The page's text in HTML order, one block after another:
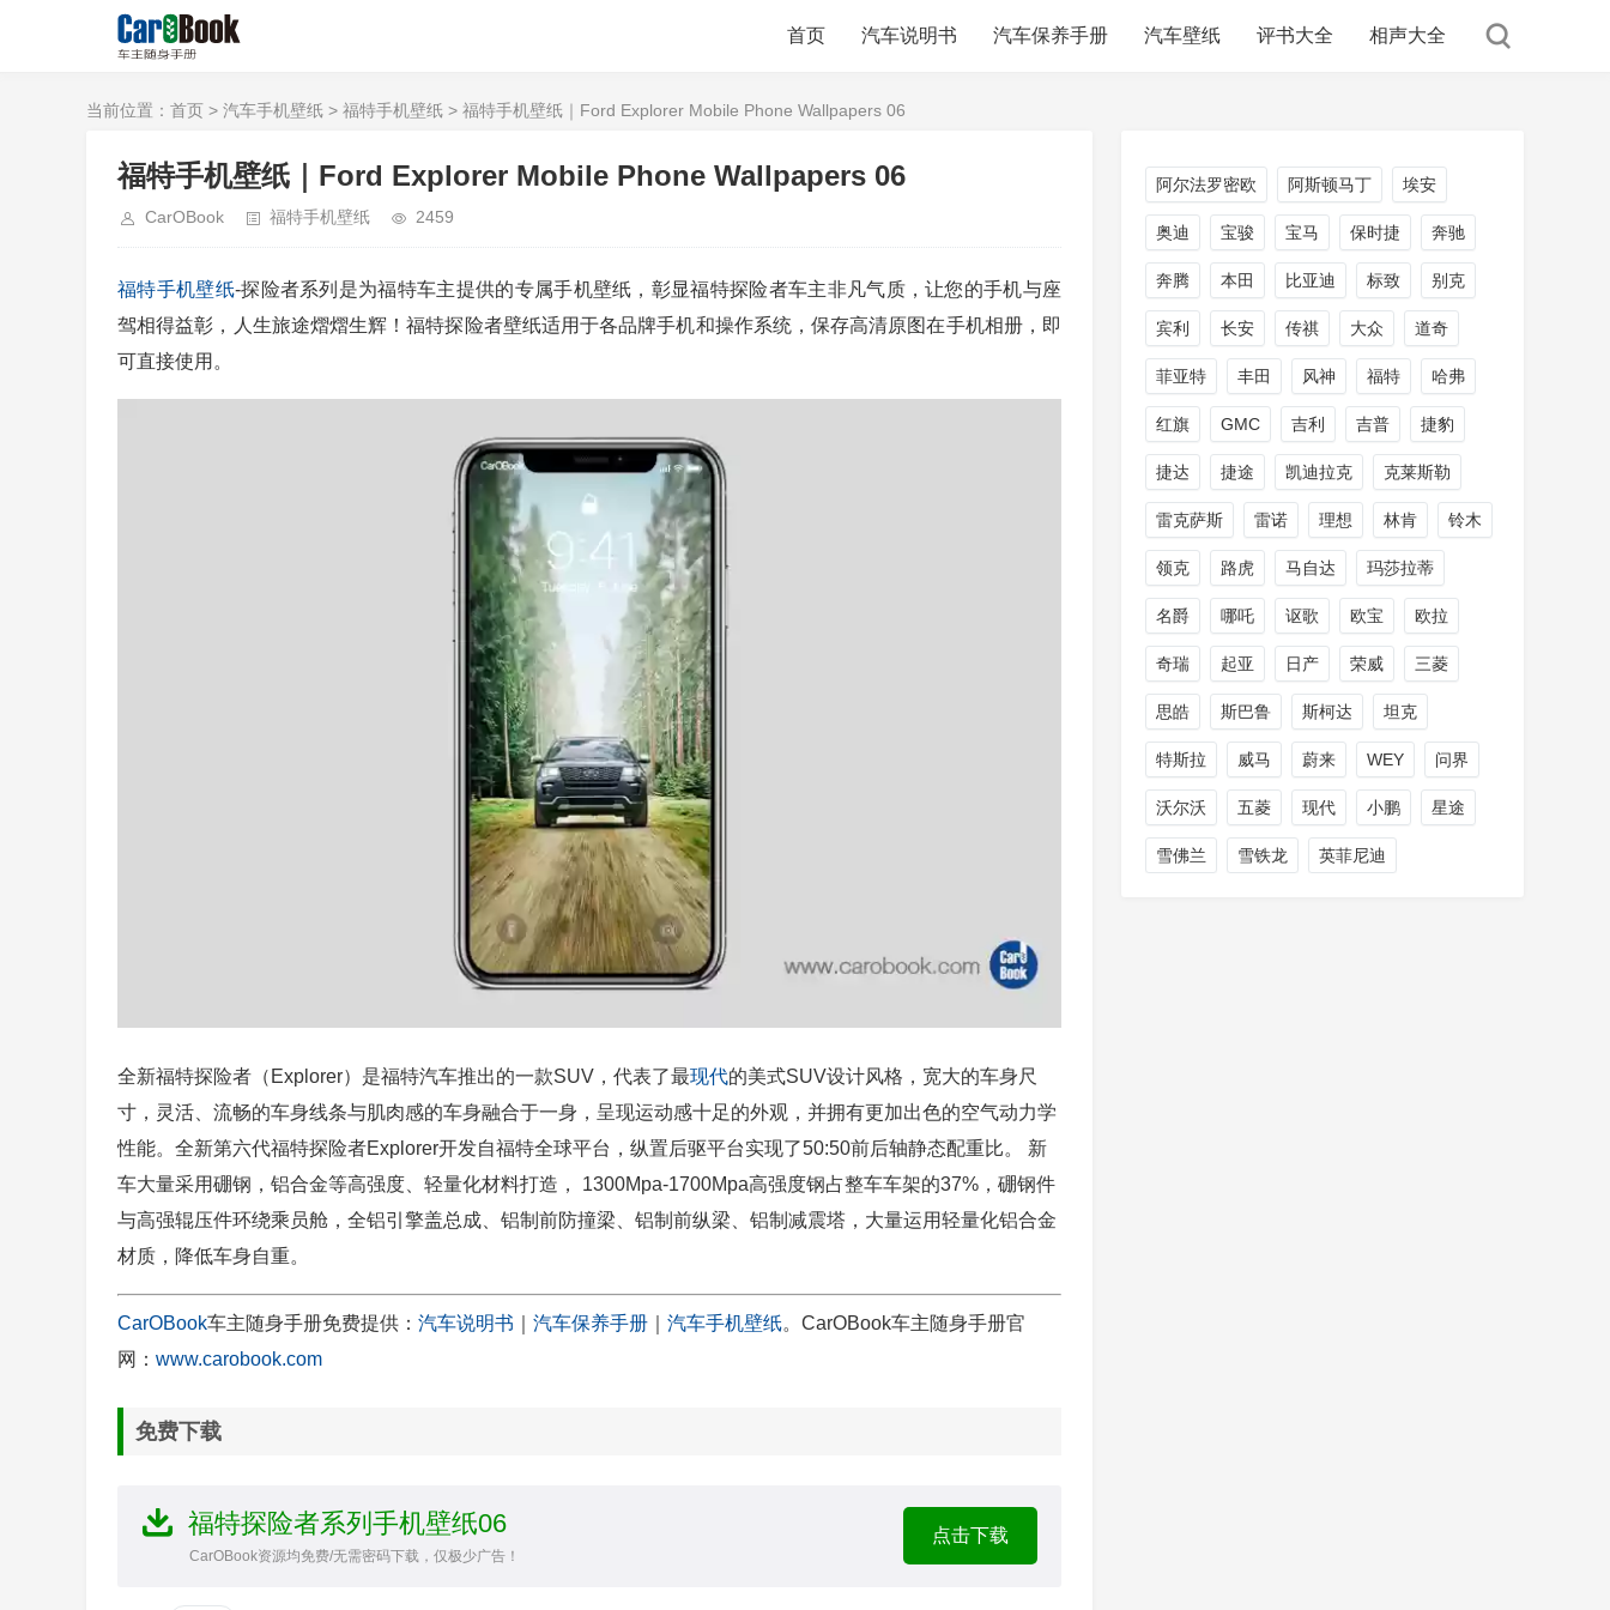
首页 汽车说明书 汽车保养手册 汽车壁纸 评书大全 相声大全
当前位置： 首页 > 汽车手机壁纸 > 福特手机壁纸 > 福特手机壁纸｜Ford Explorer Mobile Phone Wallpapers 06
福特手机壁纸｜Ford Explorer Mobile Phone Wallpapers 06
CarOBook 福特手机壁纸 2459
福特手机壁纸-探险者系列是为福特车主提供的专属手机壁纸，彰显福特探险者车主非凡气质，让您的手机与座
驾相得益彰，人生旅途熠熠生辉！福特探险者壁纸适用于各品牌手机和操作系统，保存高清原图在手机相册，即
可直接使用。
全新福特探险者（Explorer）是福特汽车推出的一款SUV，代表了最现代的美式SUV设计风格，宽大的车身尺
寸，灵活、流畅的车身线条与肌肉感的车身融合于一身，呈现运动感十足的外观，并拥有更加出色的空气动力学
性能。全新第六代福特探险者Explorer开发自福特全球平台，纵置后驱平台实现了50:50前后轴静态配重比。 新
车大量采用硼钢，铝合金等高强度、轻量化材料打造， 1300Mpa-1700Mpa高强度钢占整车车架的37%，硼钢件
与高强辊压件环绕乘员舱，全铝引擎盖总成、铝制前防撞梁、铝制前纵梁、铝制减震塔，大量运用轻量化铝合金
材质，降低车身自重。
CarOBook车主随身手册免费提供： 汽车说明书 汽车保养手册 汽车手机壁纸。CarOBook车主随身手册官
网： www.carobook.com
免费下载
福特探险者系列手机壁纸06
CarOBook资源均免费/无需密码下载，仅极少广告！
点击下载
阿尔法罗密欧 阿斯顿马丁 埃安
奥迪 宝骏 宝马 保时捷 奔驰
奔腾 本田 比亚迪 标致 别克
宾利 长安 传祺 大众 道奇
菲亚特 丰田 风神 福特 哈弗
红旗 GMC 吉利 吉普 捷豹
捷达 捷途 凯迪拉克 克莱斯勒
雷克萨斯 雷诺 理想 林肯 铃木
领克 路虎 马自达 玛莎拉蒂
名爵 哪吒 讴歌 欧宝 欧拉
奇瑞 起亚 日产 荣威 三菱
思皓 斯巴鲁 斯柯达 坦克
特斯拉 威马 蔚来 WEY 问界
沃尔沃 五菱 现代 小鹏 星途
雪佛兰 雪铁龙 英菲尼迪